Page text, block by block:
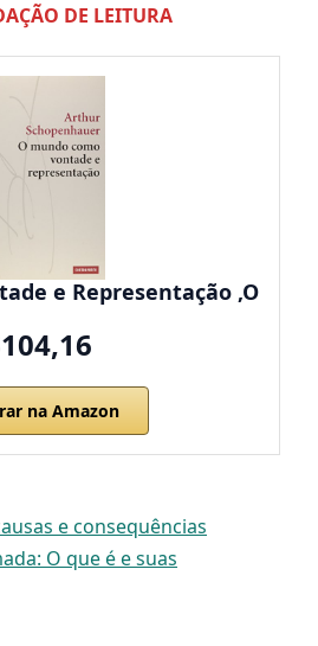
DE LEITURA
e Representação ,O
na Amazon
e consequências
O que é e suas